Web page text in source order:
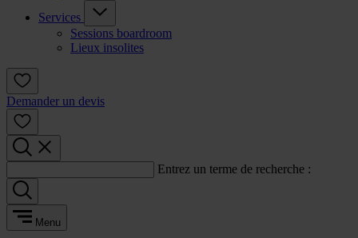
Services
Sessions boardroom
Lieux insolites
Demander un devis
Entrez un terme de recherche :
Menu